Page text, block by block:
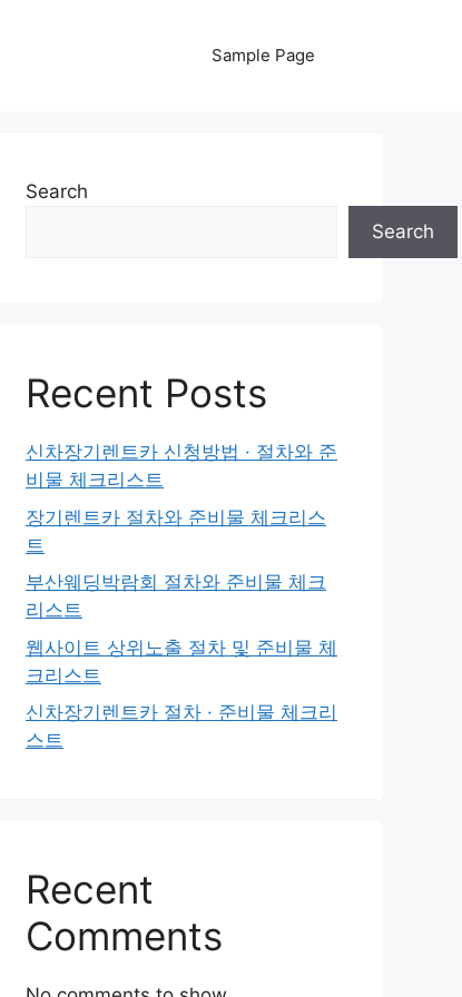
Sample Page
Search
Search
Recent Posts
신차장기렌트카 신청방법 · 절차와 준
비물 체크리스트
장기렌트카 절차와 준비물 체크리스
트
부산웨딩박람회 절차와 준비물 체크
리스트
웹사이트 상위노출 절차 및 준비물 체
크리스트
신차장기렌트카 절차 · 준비물 체크리
스트
Recent
Comments